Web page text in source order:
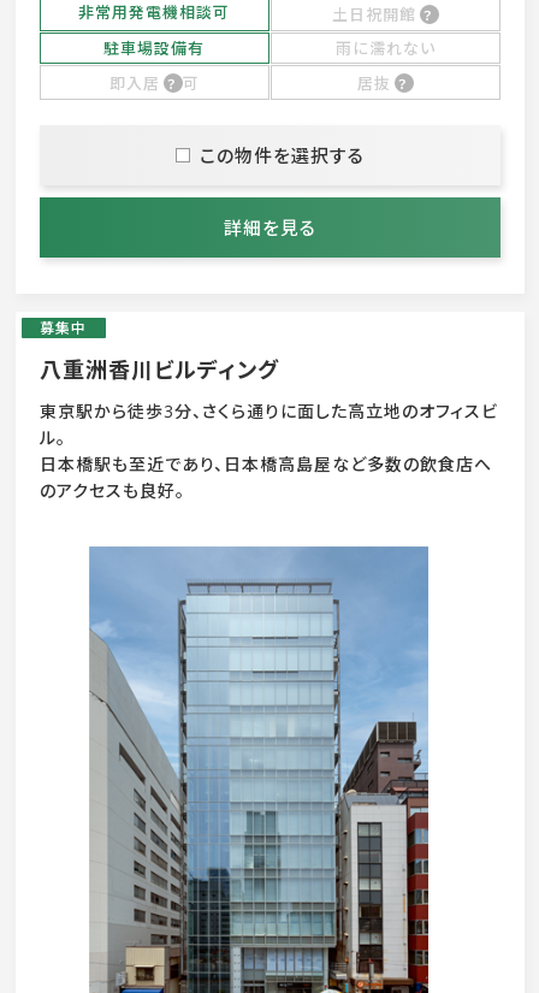
非常用発電機相談可
土日祝開館
駐車場設備有
雨に濡れない
即入居
可 居抜
この物件を選択する
詳細を見る
募集中
八重洲香川ビルディング
東京駅から徒歩3分、さくら通りに面した高立地のオフィスビ
ル。
日本橋駅も至近であり、日本橋高島屋など多数の飲食店へ
のアクセスも良好。